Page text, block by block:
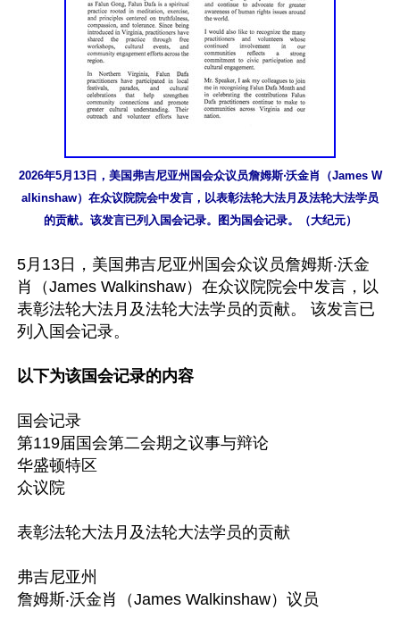
2026年5月13日，美国弗吉尼亚州国会众议员詹姆斯‧沃金肖（James W
alkinshaw）在众议院院会中发言，以表彰法轮大法月及法轮大法学员
的贡献。该发言已列入国会记录。图为国会记录。（大纪元）
5月13日，美国弗吉尼亚州国会众议员詹姆斯‧沃金
肖（James Walkinshaw）在众议院院会中发言，以
表彰法轮大法月及法轮大法学员的贡献。 该发言已
列入国会记录。
以下为该国会记录的内容
国会记录
第119届国会第二会期之议事与辩论
华盛顿特区
众议院
表彰法轮大法月及法轮大法学员的贡献
弗吉尼亚州
詹姆斯‧沃金肖（James Walkinshaw）议员